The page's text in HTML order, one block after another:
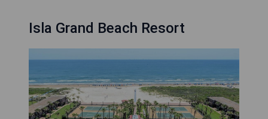
Isla Grand Beach Resort